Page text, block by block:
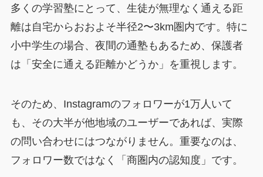
多くの学習塾にとって、生徒が無理なく通える距
離は自宅からおおよそ半径2〜3km圏内です。特に
小中学生の場合、夜間の通塾もあるため、保護者
は「安全に通える距離かどうか」を重視します。
そのため、Instagramのフォロワーが1万人いて
も、その大半が他地域のユーザーであれば、実際
の問い合わせにはつながりません。重要なのは、
フォロワー数ではなく「商圏内の認知度」です。